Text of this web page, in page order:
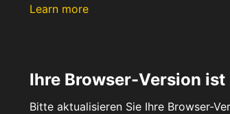
Learn more
Ihre Browser-Version
Bitte aktualisieren Sie Ihre Browser-